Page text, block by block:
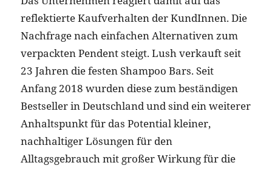
reflektierte Kaufverhalten der KundInnen. Die
Nachfrage nach einfachen Alternativen zum
verpackten Pendent steigt. Lush verkauft seit
23 Jahren die festen Shampoo Bars. Seit
Anfang 2018 wurden diese zum beständigen
Bestseller in Deutschland und sind ein weiterer
Anhaltspunkt für das Potential kleiner,
nachhaltiger Lösungen für den
Alltagsgebrauch mit großer Wirkung für die